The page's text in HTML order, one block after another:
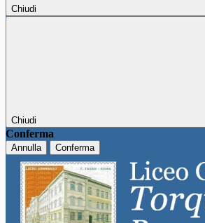
Chiudi
Chiudi
Conferma
Annulla Conferma